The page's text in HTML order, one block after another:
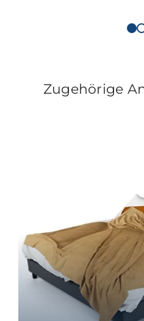
Zugehörige